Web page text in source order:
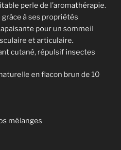
perle de l’aromathérapie.
à ses propriétés
pour un sommeil
et articulaire.
cutané, répulsif insectes
en flacon brun de 10
mélanges